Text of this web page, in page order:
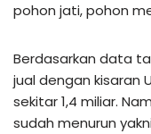
pohon jati, pohon
Berdasarkan data
jual dengan kisaran
sekitar 1,4 miliar.
sudah menurun